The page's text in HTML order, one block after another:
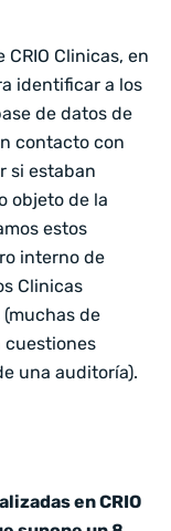
Clinicas, en
identificar a los
de datos de
contacto con
si estaban
objeto de la
estos
interno de
Clinicas
de
cuestiones
una auditoría).
en CRIO